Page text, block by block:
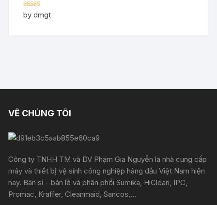
Rated5out
of 5
by dmgt
VỀ CHÚNG TÔI
Công ty TNHH TM và DV Phạm Gia Nguyễn là nhà cung cấp
máy và thiết bị vệ sinh công nghiệp hàng đầu Việt Nam hiện
nay. Bán sỉ - bán lẻ và phân phối Sumika, HiClean, IPC,
Promac, Kraffer, Cleanmaid, Sancos,...